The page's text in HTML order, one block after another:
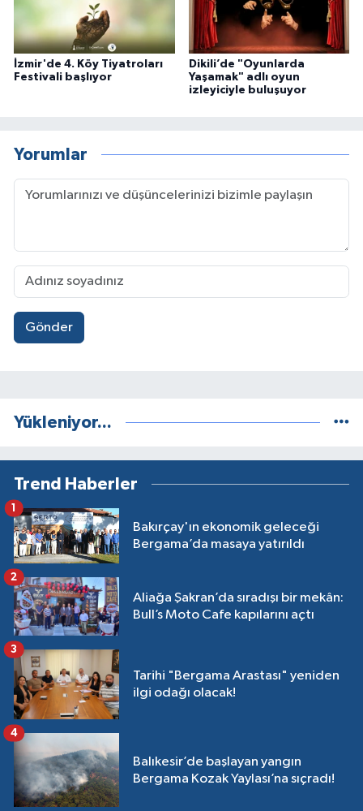
İzmir'de 4. Köy Tiyatroları
Festivali başlıyor
Dikili’de "Oyunlarda
Yaşamak" adlı oyun
izleyiciyle buluşuyor
Yorumlar
Gönder
Yükleniyor...
Trend Haberler
Bakırçay'ın ekonomik geleceği
Bergama’da masaya yatırıldı
1
Aliağa Şakran’da sıradışı bir mekân:
Bull’s Moto Cafe kapılarını açtı
2
Tarihi "Bergama Arastası" yeniden
ilgi odağı olacak!
3
Balıkesir’de başlayan yangın
Bergama Kozak Yaylası’na sıçradı!
4